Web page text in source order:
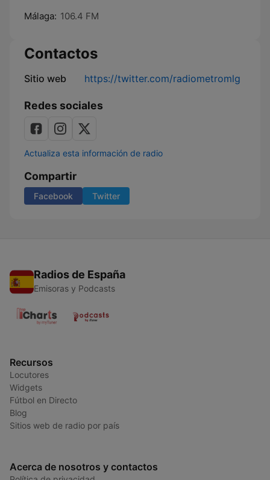
Málaga: 106.4 FM
Contactos
Sitio web https://twitter.com/radiometromlg
Redes sociales
Actualiza esta información de radio
Compartir
Facebook Twitter
Radios de España
Emisoras y Podcasts
Recursos
Locutores
Widgets
Fútbol en Directo
Blog
Sitios web de radio por país
Acerca de nosotros y contactos